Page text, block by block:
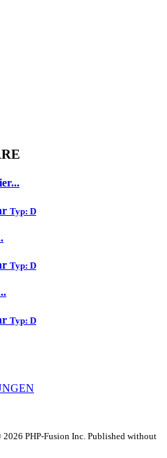
Typ: D
Typ: D
Typ: D
PHP-Fusion Inc. Published without